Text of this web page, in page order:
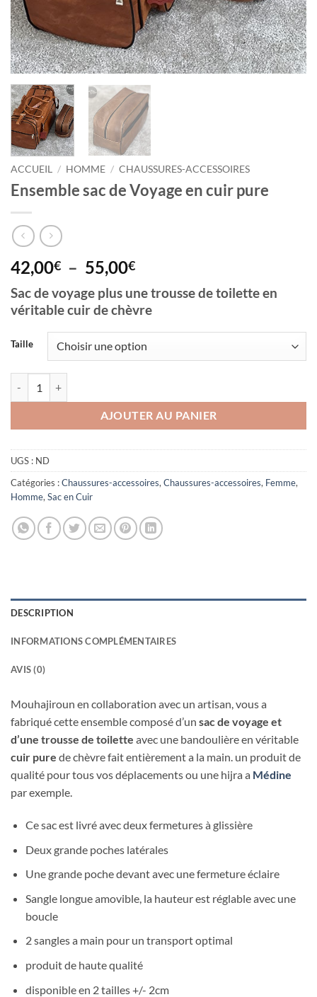
ACCUEIL / HOMME / CHAUSSURES-ACCESSOIRES
Ensemble sac de Voyage en cuir pure
42,00€ – 55,00€Plage
prix :
42,00€
à
55,00€
Sac de voyage plus une trousse de toilette en
véritable cuir de chèvre
Taille
AJOUTER AU PANIER
UGS : ND
Catégories :Chaussures-accessoires,Chaussures-accessoires, Femme,
Homme,Sac en Cuir
DESCRIPTION
INFORMATIONS COMPLÉMENTAIRES
AVIS (0)
Mouhajiroun en collaboration avec un artisan, vous a
fabriqué cette ensemble composé d’un sac de voyage et
d’une trousse de toilette avec une bandoulière en véritable
cuir pure de chèvre fait entièrement a la main. un produit de
qualité pour tous vos déplacements ou une hijra a Médine
par exemple.
Ce sac est livré avec deux fermetures à glissière
Deux grande poches latérales
Une grande poche devant avec une fermeture éclaire
Sangle longue amovible, la hauteur est réglable avec une
boucle
2 sangles a main pour un transport optimal
produit de haute qualité
disponible en 2 tailles +/- 2cm